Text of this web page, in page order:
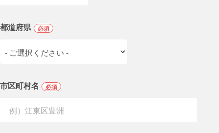
都道府県 必須
市区町村名 必須